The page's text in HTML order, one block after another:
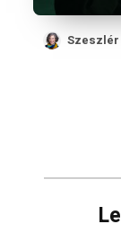
Szeszlér